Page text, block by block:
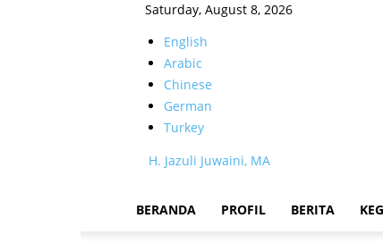
Saturday, August 8, 2026
English
Arabic
Chinese
German
Turkey
H. Jazuli Juwaini, MA
BERANDA PROFIL BERITA